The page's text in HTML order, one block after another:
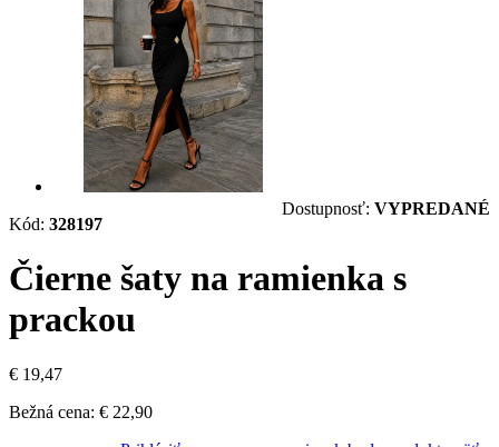
Kód: 328197
Dostupnosť: VYPREDANÉ
Čierne šaty na ramienka s
prackou
€ 19,47
Bežná cena: € 22,90